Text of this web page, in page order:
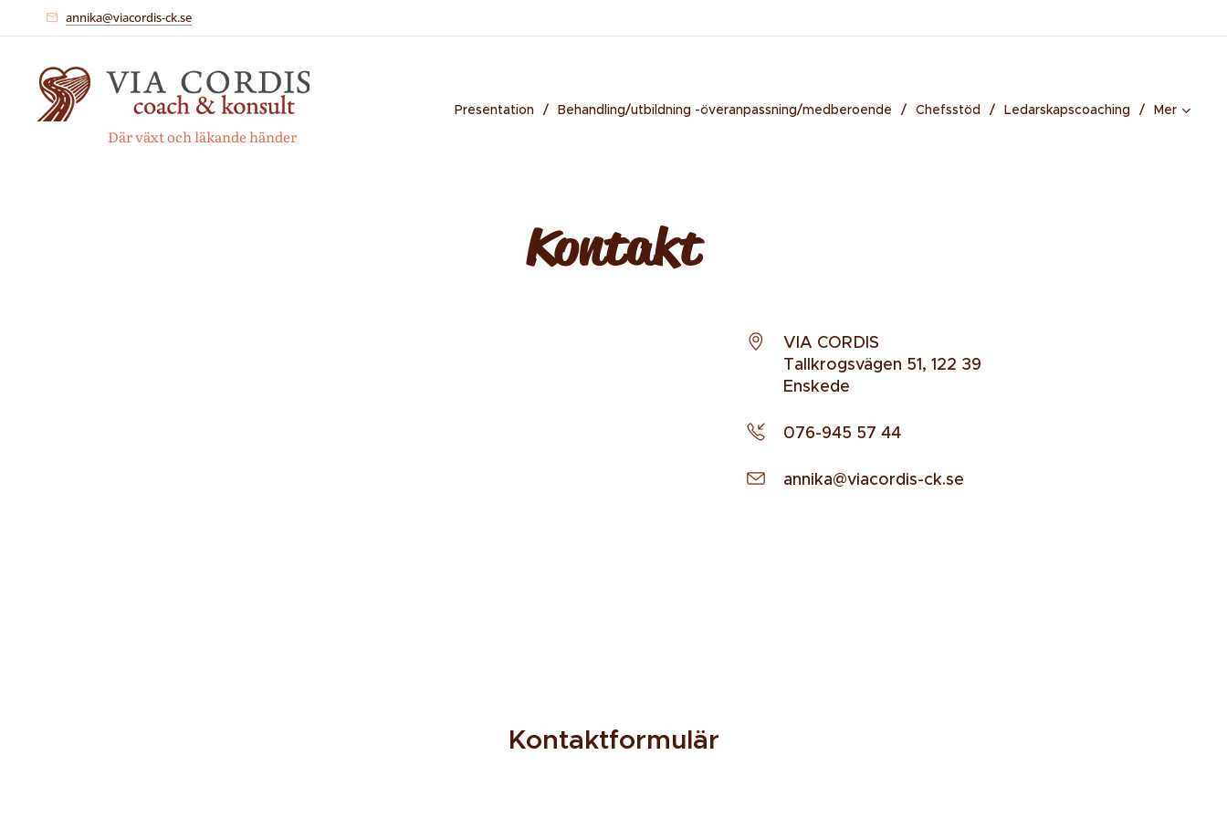
annika@viacordis-ck.se
Där växt och läkande händer
Presentation Behandling/utbildning -överanpassning/medberoende Chefsstöd Ledarskapscoaching Mer
Kontakt
VIA CORDIS
Tallkrogsvägen 51, 122 39
Enskede
076-945 57 44
annika@viacordis-ck.se
Kontaktformulär